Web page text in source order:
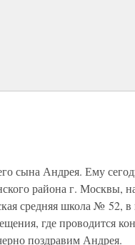
сына Андрея. Ему
района г. Москвы,
средняя школа № 52,
где проводится
поздравим Андрея.